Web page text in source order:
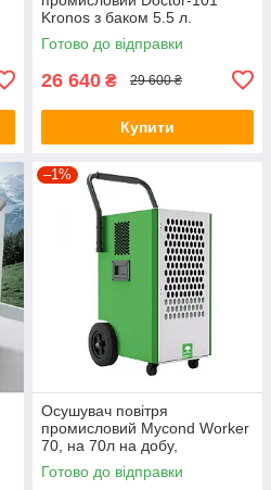
Kronos з баком 5.5 л.
Вологопоглинач
продуктивністю 60 л/день
Готово до відправки
26 640 ₴ 29 600 ₴
Купити
–1%
Осушувач повітря
промисловий Mycond Worker
70, на 70л на добу,
Великобританія
Готово до відправки